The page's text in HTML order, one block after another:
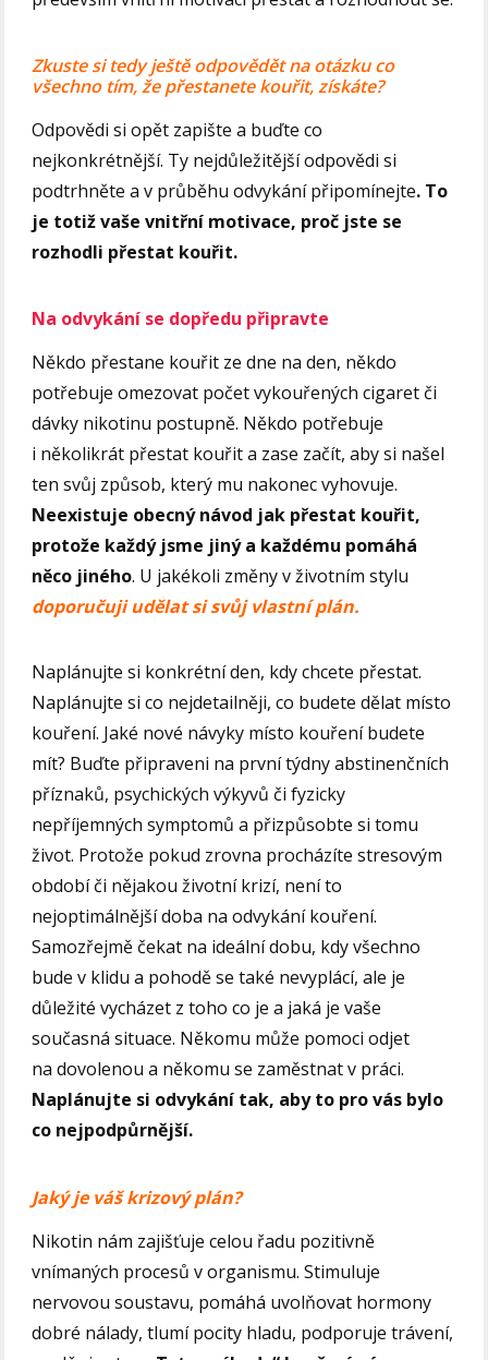
Zkuste si tedy ještě odpovědět na otázku co
všechno tím, že přestanete kouřit, získáte?
Odpovědi si opět zapište a buďte co
nejkonkrétnější. Ty nejdůležitější odpovědi si
podtrhněte a v průběhu odvykání připomínejte. To
je totiž vaše vnitřní motivace, proč jste se
rozhodli přestat kouřit.
Na odvykání se dopředu připravte
Někdo přestane kouřit ze dne na den, někdo
potřebuje omezovat počet vykouřených cigaret či
dávky nikotinu postupně. Někdo potřebuje
i několikrát přestat kouřit a zase začít, aby si našel
ten svůj způsob, který mu nakonec vyhovuje.
Neexistuje obecný návod jak přestat kouřit,
protože každý jsme jiný a každému pomáhá
něco jiného. U jakékoli změny v životním stylu
doporučuji udělat si svůj vlastní plán.
Naplánujte si konkrétní den, kdy chcete přestat.
Naplánujte si co nejdetailněji, co budete dělat místo
kouření. Jaké nové návyky místo kouření budete
mít? Buďte připraveni na první týdny abstinenčních
příznaků, psychických výkyvů či fyzicky
nepříjemných symptomů a přizpůsobte si tomu
život. Protože pokud zrovna procházíte stresovým
období či nějakou životní krizí, není to
nejoptimálnější doba na odvykání kouření.
Samozřejmě čekat na ideální dobu, kdy všechno
bude v klidu a pohodě se také nevyplácí, ale je
důležité vycházet z toho co je a jaká je vaše
současná situace. Někomu může pomoci odjet
na dovolenou a někomu se zaměstnat v práci.
Naplánujte si odvykání tak, aby to pro vás bylo
co nejpodpůrnější.
Jaký je váš krizový plán?
Nikotin nám zajišťuje celou řadu pozitivně
vnímaných procesů v organismu. Stimuluje
nervovou soustavu, pomáhá uvolňovat hormony
dobré nálady, tlumí pocity hladu, podporuje trávení,